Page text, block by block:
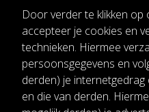
Door verder te klikken op
accepteer je cookies en
technieken. Hiermee
persoonsgegevens en
derden) je
en die van derden.
Dinsdag T/M Zaterdag
van 8:00-17:00
Verzenddagen
Dinsdag T/M Vrijdag
Pauze
12:30-13:00